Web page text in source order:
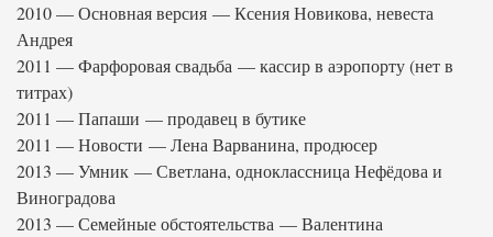
2010 — Основная версия — Ксения Новикова, невеста
Андрея
2011 — Фарфоровая свадьба — кассир в аэропорту (нет в
титрах)
2011 — Папаши — продавец в бутике
2011 — Новости — Лена Варванина, продюсер
2013 — Умник — Светлана, одноклассница Нефёдова и
Виноградова
2013 — Семейные обстоятельства — Валентина